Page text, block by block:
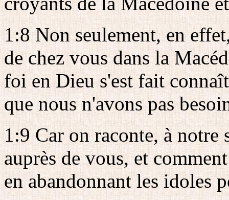
1:8 Non seulement, en
de chez vous dans la
foi en Dieu s'est fait
que nous n'avons pas
1:9 Car on raconte, à notre
auprès de vous, et
en abandonnant les idoles